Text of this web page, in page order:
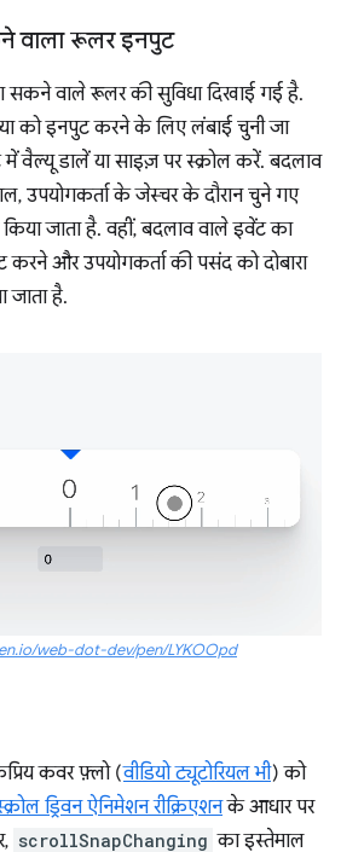
वाला रूलर इनपुट
सकने वाले रूलर की सुविधा दिखाई गई है.
को इनपुट करने के लिए लंबाई चुनी जा
वैल्यू डालें या साइज़ पर स्क्रोल करें. बदलाव
उपयोगकर्ता के जेस्चर के दौरान चुने गए
जाता है. वहीं, बदलाव वाले इवेंट का
करने और उपयोगकर्ता की पसंद को दोबारा
है.
web-dot-dev/pen/LYKOOpd
कवर फ़्लो (वीडियो ट्यूटोरियल भी) को
ड्रिवन ऐनिमेशन रीक्रिएशनके आधार पर
scrollSnapChanging का इस्तेमाल